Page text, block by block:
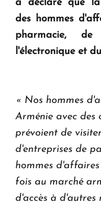
a déclaré que la
des hommes
pharmacie,
l'électronique et
« Nos hommes
Arménie avec des
prévoient de
d'entreprises de
hommes
fois au marché
d'accès à d'autres